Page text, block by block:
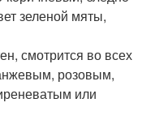
зеленой мяты,
смотрится во всех
розовым,
или